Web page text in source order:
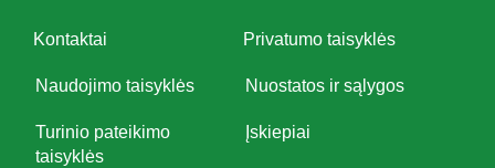
Kontaktai Privatumo taisyklės
Naudojimo taisyklės Nuostatos ir sąlygos
Turinio pateikimo
taisyklės
Įskiepiai